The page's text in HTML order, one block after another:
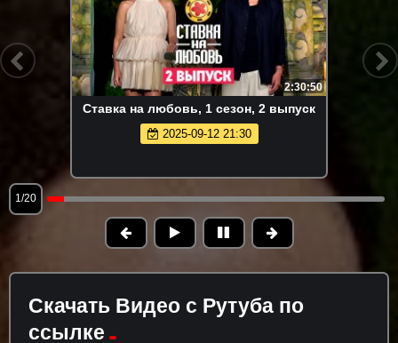
2:30:50
Ставка на любовь, 1 сезон, 2 выпуск
2025-09-12 21:30
1/20
Скачать Видео с Рутуба по
ссылке